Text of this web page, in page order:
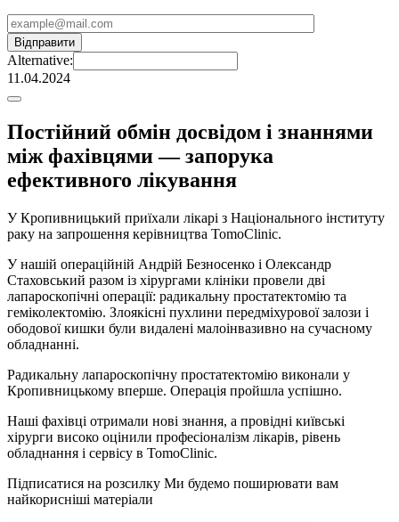
Alternative:
11.04.2024
Постійний обмін досвідом і знаннями
між фахівцями — запорука
ефективного лікування
У Кропивницький приїхали лікарі з Національного інституту
раку на запрошення керівництва TomoClinic.
У нашій операційній Андрій Безносенко і Олександр
Стаховський разом із хірургами клініки провели дві
лапароскопічні операції: радикальну простатектомію та
геміколектомію. Злоякісні пухлини передміхурової залози і
ободової кишки були видалені малоінвазивно на сучасному
обладнанні.
Радикальну лапароскопічну простатектомію виконали у
Кропивницькому вперше. Операція пройшла успішно.
Наші фахівці отримали нові знання, а провідні київські
хірурги високо оцінили професіоналізм лікарів, рівень
обладнання і сервісу в TomoClinic.
Підписатися на розсилку Ми будемо поширювати вам
найкорисніші матеріали